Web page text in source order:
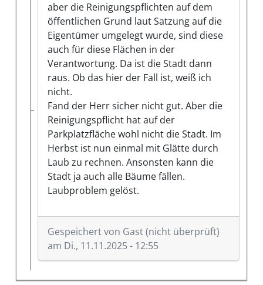
aber die Reinigungspflichten auf dem
öffentlichen Grund laut Satzung auf die
Eigentümer umgelegt wurde, sind diese
auch für diese Flächen in der
Verantwortung. Da ist die Stadt dann
raus. Ob das hier der Fall ist, weiß ich
nicht.
Fand der Herr sicher nicht gut. Aber die
Reinigungspflicht hat auf der
Parkplatzfläche wohl nicht die Stadt. Im
Herbst ist nun einmal mit Glätte durch
Laub zu rechnen. Ansonsten kann die
Stadt ja auch alle Bäume fällen.
Laubproblem gelöst.
Gespeichert von Gast (nicht überprüft)
am Di., 11.11.2025 - 12:55
Antwort aufEs geht aber nicht, dass von…von